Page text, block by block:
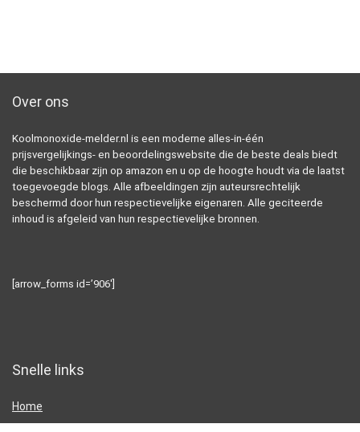
Over ons
Koolmonoxide-melder.nl is een moderne alles-in-één
prijsvergelijkings- en beoordelingswebsite die de beste deals biedt
die beschikbaar zijn op amazon en u op de hoogte houdt via de laatst
toegevoegde blogs. Alle afbeeldingen zijn auteursrechtelijk
beschermd door hun respectievelijke eigenaren. Alle geciteerde
inhoud is afgeleid van hun respectievelijke bronnen.
[arrow_forms id=’906′]
Snelle links
Home